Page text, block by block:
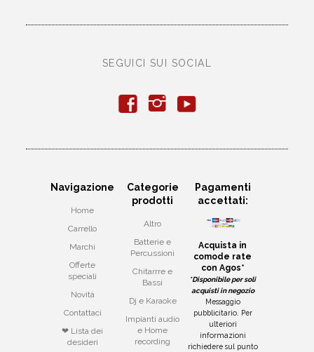
SEGUICI SUI SOCIAL
f i y
Navigazione
Home
Carrello
Marchi
Offerte
speciali
Novità
Contattaci
❤ Lista dei
desideri
Categorie
prodotti
Altro
Batterie e
Percussioni
Chitarrre e
Bassi
Dj e Karaoke
Impianti audio
e Home
recording
Pagamenti
accettati:
Acquista in
comode rate
con Agos*
*Disponibile per soli
acquisti in negozio
Messaggio
pubblicitario. Per
ulteriori
informazioni
richiedere sul punto